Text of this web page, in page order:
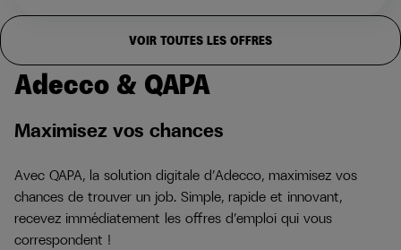
VOIR TOUTES LES OFFRES
Adecco & QAPA
Maximisez vos chances
Avec QAPA, la solution digitale d’Adecco, maximisez vos
chances de trouver un job. Simple, rapide et innovant,
recevez immédiatement les offres d’emploi qui vous
correspondent !